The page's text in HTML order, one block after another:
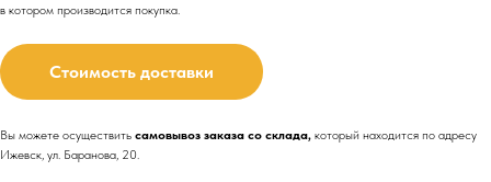
в котором производится покупка.
Стоимость доставки
Вы можете осуществить самовывоз заказа со склада, который находится по адресу
Ижевск, ул. Баранова, 20.